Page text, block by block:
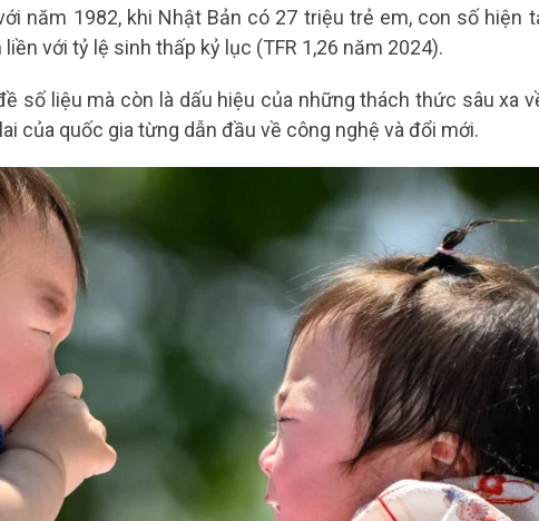
năm 1982, khi Nhật Bản có 27 triệu trẻ em, con số hiện
với tỷ lệ sinh thấp kỷ lục (TFR 1,26 năm 2024).
số liệu mà còn là dấu hiệu của những thách thức sâu xa
của quốc gia từng dẫn đầu về công nghệ và đổi mới.